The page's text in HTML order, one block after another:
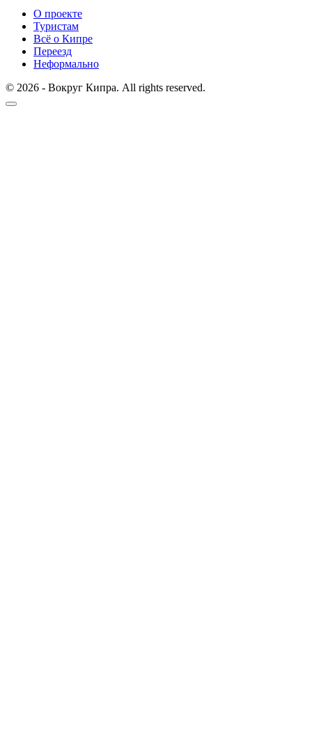
О проекте
Туристам
Всё о Кипре
Переезд
Неформально
© 2026 - Вокруг Кипра. All rights reserved.